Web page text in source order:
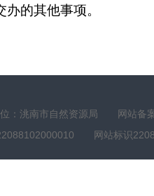
的其他事项。
位：洮南市自然资源局
网站备
网站标识